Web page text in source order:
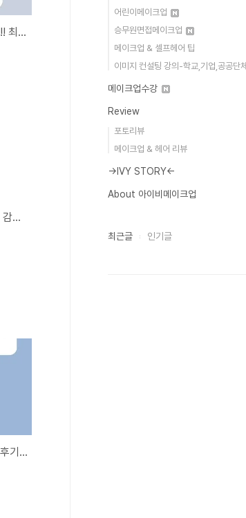
창원 면접 헤어 메이크업 후기!! 최종합격 축하드려요~
창원 하객 헤어 메이크업 후기 감사합니다~
창원 원데이 클래스 메이크업 후기입니다!!
어린이메이크업
승무원면접메이크업
메이크업 & 셀프헤어 팁
이미지 컨설팅 강의-학교,기업,공공단체
메이크업수강
Review
포토리뷰
메이크업 & 헤어 리뷰
→IVY STORY←
About 아이비메이크업
최근글 인기글